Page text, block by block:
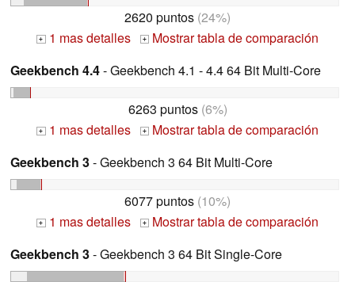
2620 puntos (24%)
+ 1 mas detalles +
Mostrar tabla de comparación
Geekbench 4.4- Geekbench 4.1 - 4.4 64 Bit Multi-Core
6263 puntos(6%)
+ 1 mas detalles +
Mostrar tabla de comparación
Geekbench 3- Geekbench 3 64 Bit Multi-Core
6077 puntos (10%)
+ 1 mas detalles +
Mostrar tabla de comparación
Geekbench 3- Geekbench 3 64 Bit Single-Core